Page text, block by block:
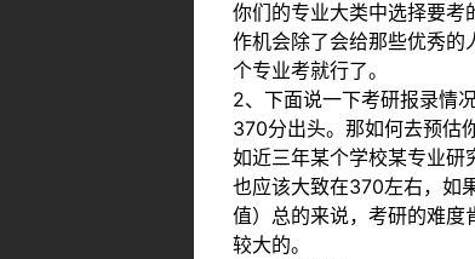
你们的专业大类中选择要考
作机会除了会给那些优秀的
个专业考就行了。
2、下面说一下考研报录情
370分出头。那如何去预估
如近三年某个学校某专业
也应该大致在370左右，如
值）总的来说，考研的难度
较大的。